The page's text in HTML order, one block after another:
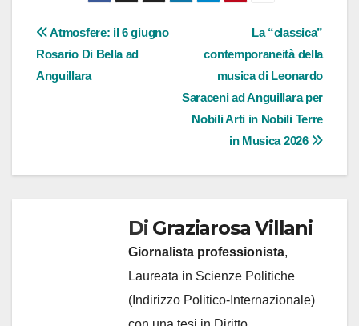
Navigazione
articoli
La “classica”
contemporaneità della
musica di Leonardo
Saraceni ad Anguillara per
Nobili Arti in Nobili Terre
in Musica 2026
Atmosfere: il 6 giugno
Rosario Di Bella ad
Anguillara
Di Graziarosa Villani
Giornalista professionista,
Laureata in Scienze Politiche
(Indirizzo Politico-Internazionale)